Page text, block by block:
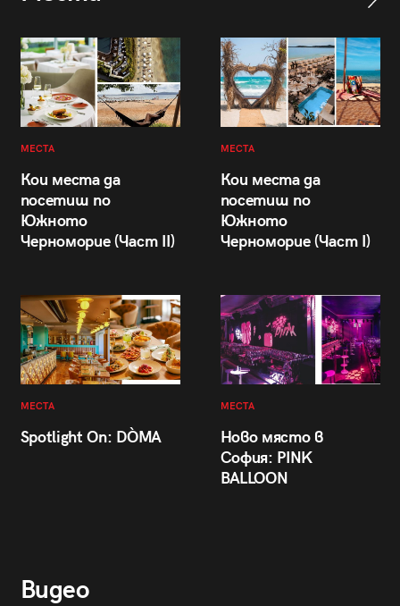
МЕСТА
Кои места да
посетиш по
Южното
Черноморие (Част II)
МЕСТА
Кои места да
посетиш по
Южното
Черноморие (Част I)
МЕСТА
Spotlight On: DÒMA
МЕСТА
Ново място в
София: PINK
BALLOON
Видео